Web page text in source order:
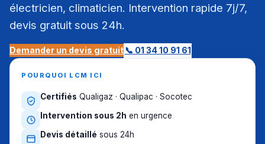
électricien, climaticien. Intervention rapide 7j/7,
devis gratuit sous 24h.
Demander un devis gratuit📞 01 34 10 91 61
POURQUOI LCM ICI
Certifiés Qualigaz · Qualipac · Socotec
Intervention sous 2h en urgence
Devis détaillé sous 24h